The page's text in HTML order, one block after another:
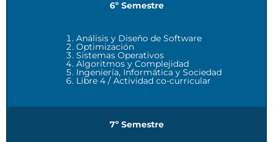
6º Semestre
Análisis y Diseño de Software
Optimización
Sistemas Operativos
Algoritmos y Complejidad
Ingeniería, Informática y Sociedad
Libre 4 / Actividad co-curricular
7º Semestre